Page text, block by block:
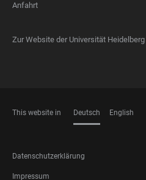
Anfahrt
Zur Website der Universität Heidelberg
This website in Deutsch English
FOOTER
LEGAL
Datenschutzerklärung
Impressum